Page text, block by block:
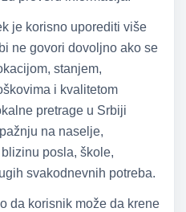
je korisno uporediti više
ne govori dovoljno ako se
stanjem,
i kvalitetom
pretrage u Srbiji
na naselje,
posla, škole,
svakodnevnih potreba.
da korisnik može da krene